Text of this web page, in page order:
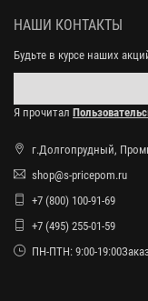
НАШИ КОНТАКТЫ
Будьте в курсе наших
Я прочитал
г.Долгопрудный,
shop@s-pricepom.ru
+7 (800) 100-91-69
+7 (495) 255-01-59
ПН-ПТН: 9:00-